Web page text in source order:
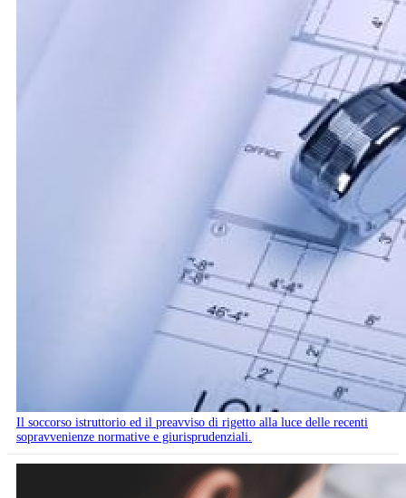
Il soccorso istruttorio ed il preavviso di rigetto alla luce delle recenti
sopravvenienze normative e giurisprudenziali.